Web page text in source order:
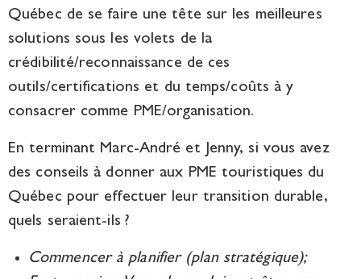
Québec de se faire une tête sur les meilleures
solutions sous les volets de la
crédibilité/reconnaissance de ces
outils/certifications et du temps/coûts à y
consacrer comme PME/organisation.
En terminant Marc-André et Jenny, si vous avez
des conseils à donner aux PME touristiques du
Québec pour effectuer leur transition durable,
quels seraient-ils ?
Commencer à planifier (plan stratégique);